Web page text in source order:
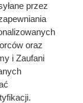
go
przez
oraz
i Zaufani